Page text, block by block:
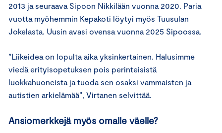
2013 ja seuraava Sipoon Nikkilään vuonna 2020. Paria
vuotta myöhemmin Kepakoti löytyi myös Tuusulan
Jokelasta. Uusin avasi ovensa vuonna 2025 Sipoossa.
”Liikeidea on lopulta aika yksinkertainen. Halusimme
viedä erityisopetuksen pois perinteisistä
luokkahuoneista ja tuoda sen osaksi vammaisten ja
autistien arkielämää”, Virtanen selvittää.
Ansiomerkkejä myös omalle väelle?